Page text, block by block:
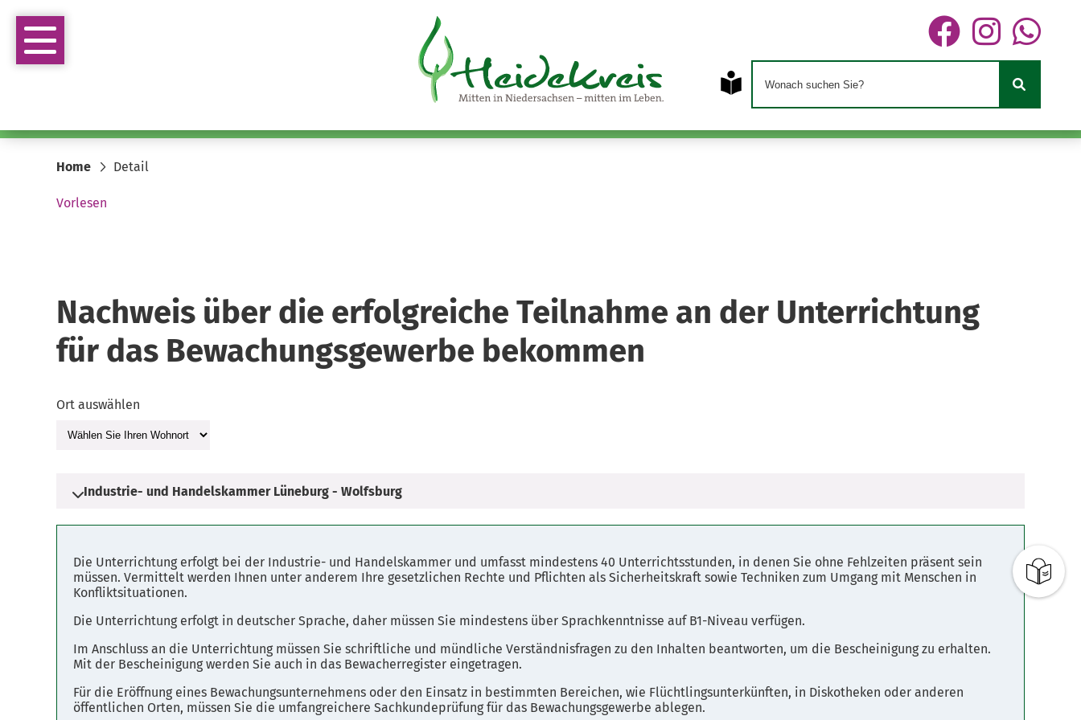
Home Detail
Vorlesen
Nachweis über die erfolgreiche Teilnahme an der Unterrichtung
für das Bewachungsgewerbe bekommen
Die Unterrichtung erfolgt bei der Industrie- und Handelskammer und umfasst mindestens 40 Unterrichtsstunden, in denen Sie ohne Fehlzeiten präsent sein
müssen. Vermittelt werden Ihnen unter anderem Ihre gesetzlichen Rechte und Pflichten als Sicherheitskraft sowie Techniken zum Umgang mit Menschen in
Konfliktsituationen.
Die Unterrichtung erfolgt in deutscher Sprache, daher müssen Sie mindestens über Sprachkenntnisse auf B1-Niveau verfügen.
Im Anschluss an die Unterrichtung müssen Sie schriftliche und mündliche Verständnisfragen zu den Inhalten beantworten, um die Bescheinigung zu erhalten.
Mit der Bescheinigung werden Sie auch in das Bewacherregister eingetragen.
Für die Eröffnung eines Bewachungsunternehmens oder den Einsatz in bestimmten Bereichen, wie Flüchtlingsunterkünften, in Diskotheken oder anderen
öffentlichen Orten, müssen Sie die umfangreichere Sachkundeprüfung für das Bewachungsgewerbe ablegen.
Ort auswählen
Industrie- und Handelskammer Lüneburg - Wolfsburg
Am Sande 1
21335 Lüneburg
Parkplätze
Fahrplanauskunft